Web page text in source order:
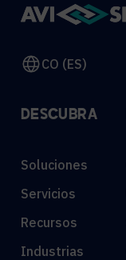
CO (ES)
DESCUBRA
Soluciones
Servicios
Recursos
Industrias